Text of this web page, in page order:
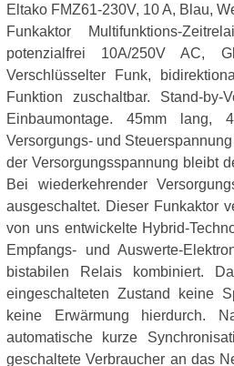
Eltako FMZ61-230V, 10 A, Blau,
Funkaktor Multifunktions-
potenzialfrei 10A/250V AC,
Verschlüsselter Funk,
Funktion zuschaltbar. Stand-
Einbaumontage. 45mm lang,
Versorgungs- und
der Versorgungsspannung bleibt
Bei wiederkehrender
ausgeschaltet. Dieser Funkaktor
von uns entwickelte Hybrid-
Empfangs- und Auswerte-
bistabilen Relais kombiniert.
eingeschalteten Zustand keine
keine Erwärmung hierdurch.
automatische kurze
geschaltete Verbraucher an das